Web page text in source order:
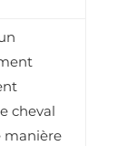
cheval
manière